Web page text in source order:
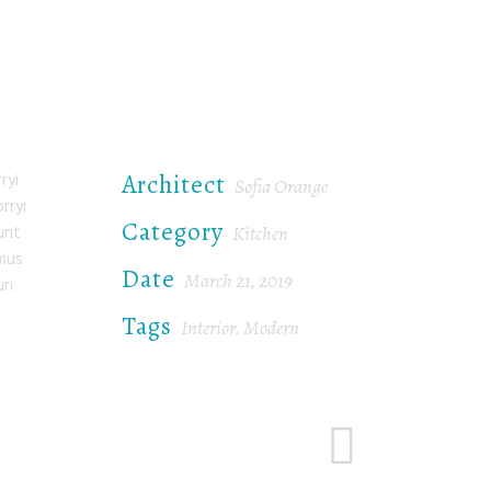
Architect Sofia Orange
Category Kitchen
Date March 21, 2019
Tags Interior, Modern